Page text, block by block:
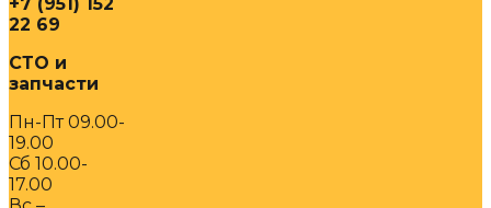
22 69
СТО и
запчасти
Пн-Пт 09.00-
19.00
Сб 10.00-
17.00